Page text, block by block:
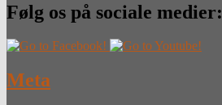
Følg os på sociale medier:
Meta